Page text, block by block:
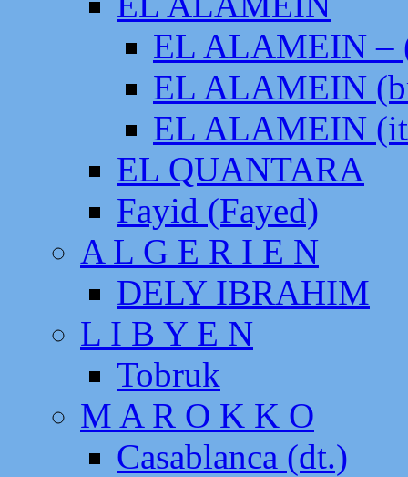
EL ALAMEIN –
EL ALAMEIN
EL ALAMEIN
EL QUANTARA
Fayid (Fayed)
A L G E R I E N
DELY IBRAHIM
L I B Y E N
Tobruk
M A R O K K O
Casablanca (dt.)